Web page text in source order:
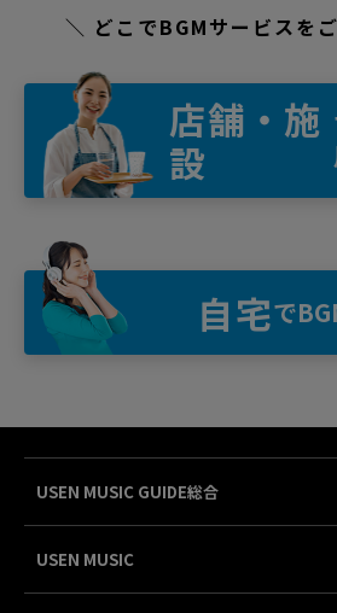
＼ どこでBGMサービスを
店舗・施
設
自宅で
USEN MUSIC GUIDE総合
USEN MUSIC